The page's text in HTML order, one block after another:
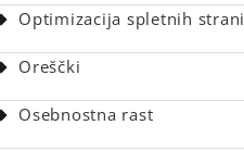
Optimizacija spletnih strani
Oreščki
Osebnostna rast